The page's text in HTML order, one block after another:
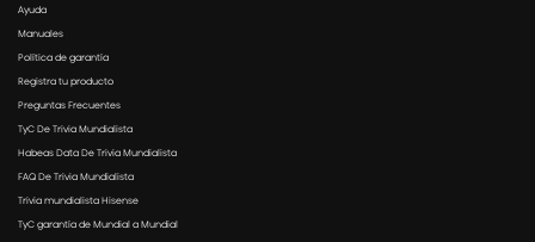
Ayuda
Manuales
Política de garantía
Registra tu producto
Preguntas Frecuentes
TyC De Trivia Mundialista
Habeas Data De Trivia Mundialista
FAQ De Trivia Mundialista
Trivia mundialista Hisense
TyC garantía de Mundial a Mundial